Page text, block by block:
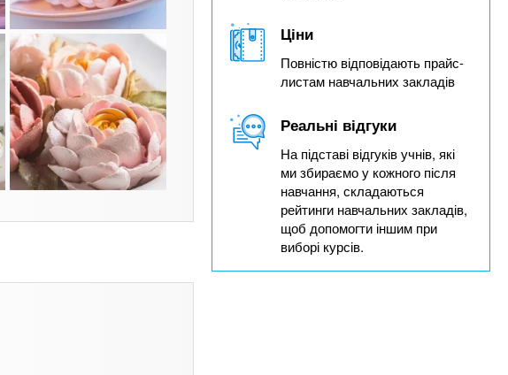
Ціни
Повністю відповідають прайс-
листам навчальних закладів
Реальні відгуки
На підставі відгуків учнів, які
ми збираємо у кожного після
навчання, складаються
рейтинги навчальних закладів,
щоб допомогти іншим при
виборі курсів.